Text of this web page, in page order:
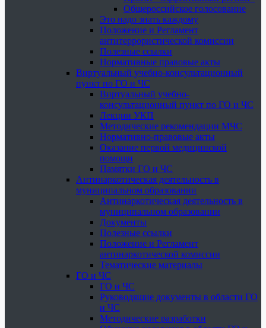
Общероссийское голосование
Это надо знать каждому
Положение и Регламент
антитеррористической комиссии
Полезные ссылки
Нормативные правовые акты
Виртуальный учебно-консультационный
пункт по ГО и ЧС
Виртуальный учебно-
консультационный пункт по ГО и ЧС
Лекции УКП
Методические рекомендации МЧС
Нормативно-правовые акты
Оказание первой медицинской
помощи
Памятки ГО и ЧС
Антинаркотическая деятельность в
муниципальном образовании
Антинаркотическая деятельность в
муниципальном образовании
Документы
Полезные ссылки
Положение и Регламент
антинаркотической комиссии
Тематические материалы
ГО и ЧС
ГО и ЧС
Руководящие документы в области ГО
и ЧС
Методические разработки